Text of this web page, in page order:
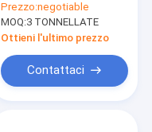
galvanizzata in
bobina SGCD1 SGCD2
SGC340 SGC400
Prezzo:negotiable
MOQ:3 TONNELLATE
Ottieni l'ultimo prezzo
Contattaci